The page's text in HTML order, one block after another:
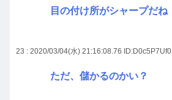
目の付け所がシャープだね
23 : 2020/03/04(水) 21:16:08.76 ID:D0c5P7Uf0
ただ、儲かるのかい？